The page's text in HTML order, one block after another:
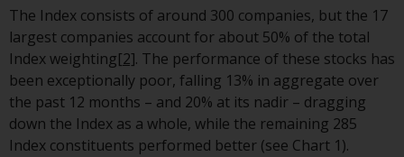
Redwheel Europe
Fondsmæglerselskab A/S, die von
der dänischen
Finanzaufsichtsbehörde reguliert
wird.
Durch den Zugriff auf diese
The Index consists of around 300 companies, but the 17
largest companies account for about 50% of the total
Index weighting[2]. The performance of these stocks has
been exceptionally poor, falling 13% in aggregate over
the past 12 months – and 20% at its nadir – dragging
down the Index as a whole, while the remaining 285
Index constituents performed better (see Chart 1).